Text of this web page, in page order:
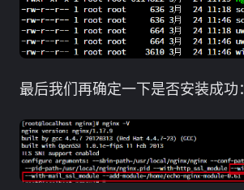
最后我们再确定一下是否安装成功：